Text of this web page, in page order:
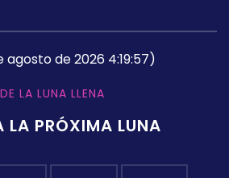
agosto de 2026 4:19:57)
LA LUNA LLENA
LA PRÓXIMA LUNA